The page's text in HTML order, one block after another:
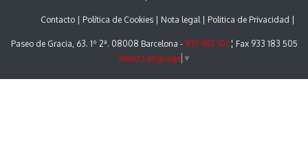
Contacto Política de Cookies Nota legal Politica de Privacidad
Paseo de Gracia, 63. 1º 2ª. 08008 Barcelona - 933 180 101 ¦ Fax 933 183 505
Select Language ▼